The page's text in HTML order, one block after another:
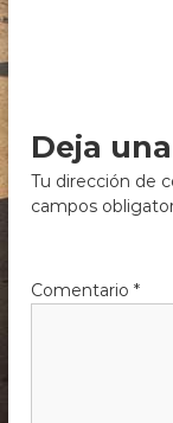
Deja
Tu dirección de
campos
Comentario*